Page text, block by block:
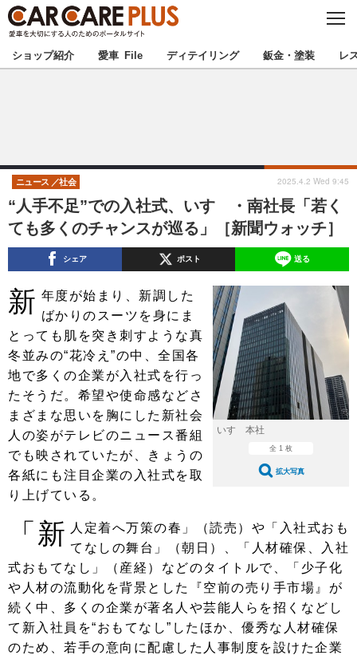
C
S
E
★カーケアプラス認定★ 厳選プロショップを地域から探す
甲信越 北陸
東海 関西
中国 四国
九州 沖縄
注目の記事
ショップレポート 愛車 File
自動車豆知識 ストップ！不具合修理＆粗悪修理
鈑金・塗装
ディテイリング
ディテイリング 洗車
ヘッドライト磨き コーティング
フィルム・ラッピング
鈑金・塗装
小キズ直し 防錆
特集記事
ストップ 不具合修理＆粗悪修理
カーメーカー「旧車」関連プロジェ
クト
ショップ紹介
ショップレポート
レストア
カーメーカー「旧車」関連プロジ
ェクト
コラム
インタビュー
イベント
イベント告知 イベントレポート
ショップ紹介 愛車 File ディテイリング 鈑金・塗装 レ
“人手不足”での入社式、いすゞ・南社長「若く
ても多くのチャンスが巡る」［新聞ウォッチ］
ニュース 社会 2025.4.2 Wed 9:45
シェア ポスト 送る
いすゞ本社
全 1 枚
拡大写真
新 年度が始まり、新調した
ばかりのスーツを身にま
とっても肌を突き刺すような真
冬並みの“花冷え”の中、全国各
地で多くの企業が入社式を行っ
たそうだ。希望や使命感などさ
まざまな思いを胸にした新社会
人の姿がテレビのニュース番組
でも映されていたが、きょうの
各紙にも注目企業の入社式を取
り上げている。
「新 人定着へ万策の春」（読売）や「入社式おも
てなしの舞台」（朝日）、「人材確保、入社
式おもてなし」（産経）などのタイトルで、「少子化
や人材の流動化を背景とした『空前の売り手市場』が
続く中、多くの企業が著名人や芸能人らを招くなどし
て新入社員を“おもてなし”したほか、優秀な人材確保
のため、若手の意向に配慮した人事制度を設けた企業